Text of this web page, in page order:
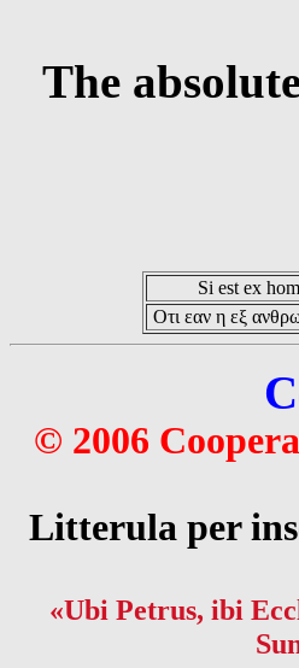
The
Si est ex
Οτι εαν η εξ
© 2006
Litterula per
«Ubi Petrus, ibi